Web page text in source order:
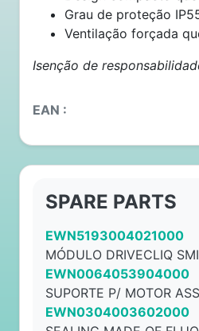
Grau de proteção
Ventilação forçada
Isenção de
EAN :
SPARE PARTS
EWN5193004021000
MÓDULO DRIVECLIQ
EWN0064053904000
SUPORTE P/ MOTOR
EWN0304003602000